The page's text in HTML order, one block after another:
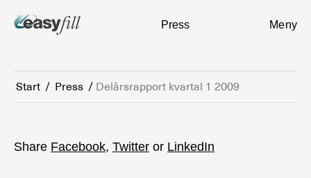
Press Meny
Start / Press / Delårsrapport kvartal 1 2009
Share Facebook, Twitter or LinkedIn